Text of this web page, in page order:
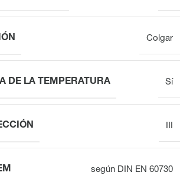
Colgar
DE LA TEMPERATURA Sí
según DIN EN 60730